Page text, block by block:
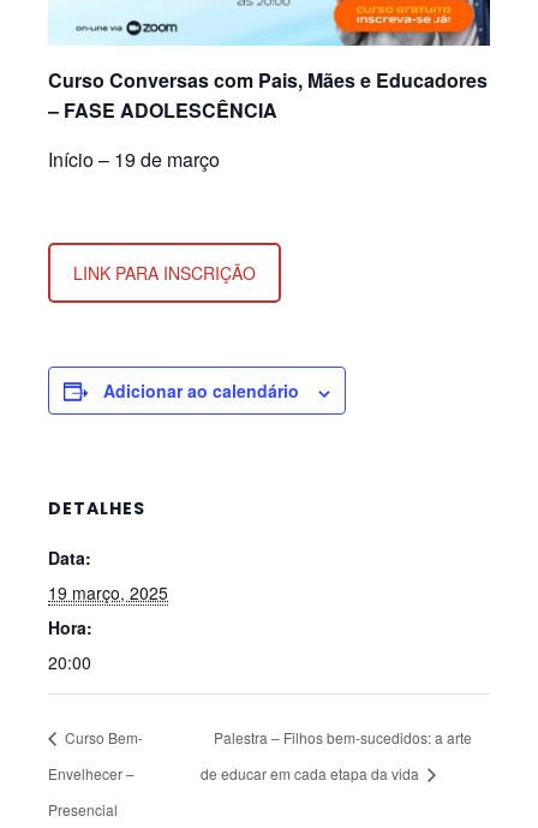
Curso Conversas com Pais, Mães e Educadores
– FASE ADOLESCÊNCIA
Início – 19 de março
LINK PARA INSCRIÇÃO
Adicionar ao calendário
DETALHES
Data:
19 março, 2025
Hora:
20:00
Curso Bem-
Envelhecer –
Presencial
Palestra – Filhos bem-sucedidos: a arte
de educar em cada etapa da vida